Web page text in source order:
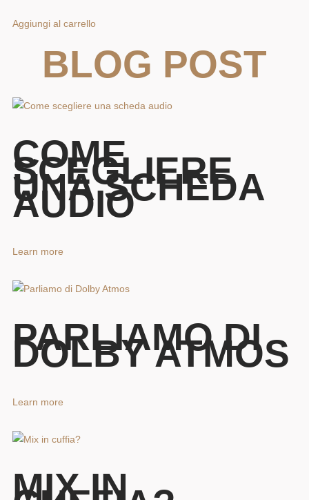
Aggiungi al carrello
BLOG POST
COME
SCEGLIERE
UNA SCHEDA
AUDIO
Learn more
PARLIAMO DI
DOLBY ATMOS
Learn more
MIX IN